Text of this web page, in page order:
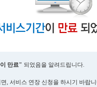
만료" 되었음을 알려드립니다.
, 서비스 연장 신청을 하시기 바랍